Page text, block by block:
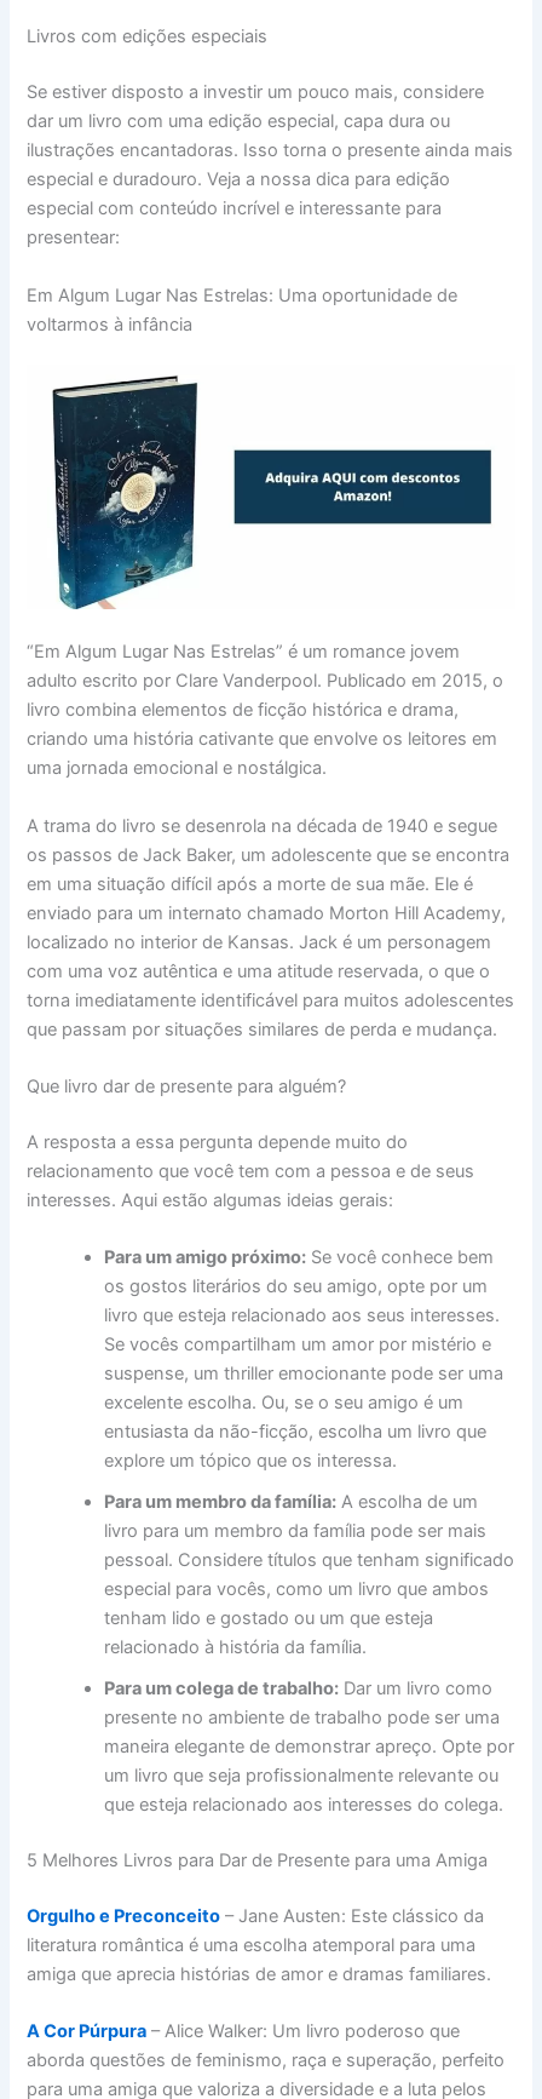
Livros com edições especiais
Se estiver disposto a investir um pouco mais, considere
dar um livro com uma edição especial, capa dura ou
ilustrações encantadoras. Isso torna o presente ainda mais
especial e duradouro. Veja a nossa dica para edição
especial com conteúdo incrível e interessante para
presentear:
Em Algum Lugar Nas Estrelas: Uma oportunidade de
voltarmos à infância
“Em Algum Lugar Nas Estrelas” é um romance jovem
adulto escrito por Clare Vanderpool. Publicado em 2015, o
livro combina elementos de ficção histórica e drama,
criando uma história cativante que envolve os leitores em
uma jornada emocional e nostálgica.
A trama do livro se desenrola na década de 1940 e segue
os passos de Jack Baker, um adolescente que se encontra
em uma situação difícil após a morte de sua mãe. Ele é
enviado para um internato chamado Morton Hill Academy,
localizado no interior de Kansas. Jack é um personagem
com uma voz autêntica e uma atitude reservada, o que o
torna imediatamente identificável para muitos adolescentes
que passam por situações similares de perda e mudança.
Que livro dar de presente para alguém?
A resposta a essa pergunta depende muito do
relacionamento que você tem com a pessoa e de seus
interesses. Aqui estão algumas ideias gerais:
Para um amigo próximo: Se você conhece bem
os gostos literários do seu amigo, opte por um
livro que esteja relacionado aos seus interesses.
Se vocês compartilham um amor por mistério e
suspense, um thriller emocionante pode ser uma
excelente escolha. Ou, se o seu amigo é um
entusiasta da não-ficção, escolha um livro que
explore um tópico que os interessa.
Para um membro da família: A escolha de um
livro para um membro da família pode ser mais
pessoal. Considere títulos que tenham significado
especial para vocês, como um livro que ambos
tenham lido e gostado ou um que esteja
relacionado à história da família.
Para um colega de trabalho: Dar um livro como
presente no ambiente de trabalho pode ser uma
maneira elegante de demonstrar apreço. Opte por
um livro que seja profissionalmente relevante ou
que esteja relacionado aos interesses do colega.
5 Melhores Livros para Dar de Presente para uma Amiga
Orgulho e Preconceito – Jane Austen: Este clássico da
literatura romântica é uma escolha atemporal para uma
amiga que aprecia histórias de amor e dramas familiares.
A Cor Púrpura – Alice Walker: Um livro poderoso que
aborda questões de feminismo, raça e superação, perfeito
para uma amiga que valoriza a diversidade e a luta pelos